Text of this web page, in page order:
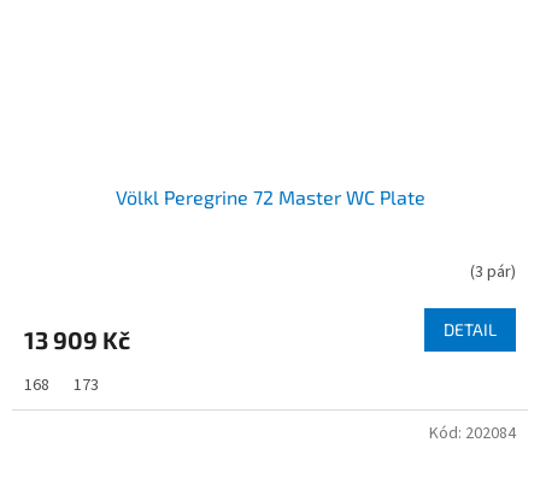
Völkl Peregrine 72 Master WC Plate
(3 pár)
13 909 Kč DETAIL
168 173
Kód: 202084